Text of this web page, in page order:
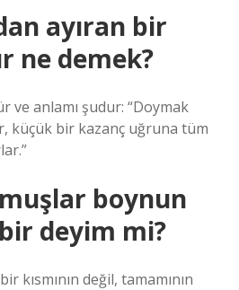
ayıran bir
ne demek?
ve anlamı şudur: “Doymak
küçük bir kazanç uğruna tüm
boynun
deyim mi?
kısmının değil, tamamının